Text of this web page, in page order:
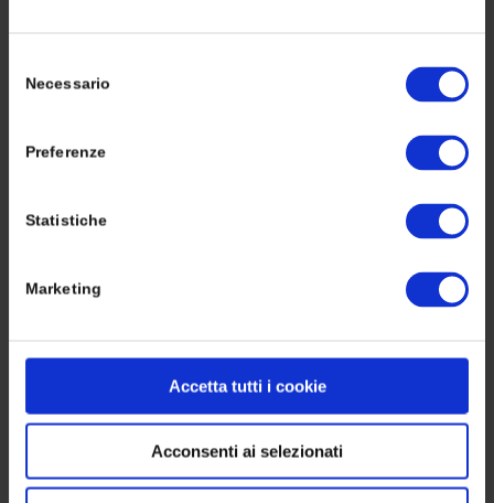
delNecessario
Preferenze
Statistiche
Marketing
Accetta tutti i cookie
Acconsenti ai selezionati
messaggio o commenta
Tags: cinture uomo,prodotti in pelle
Condividi questo articolo